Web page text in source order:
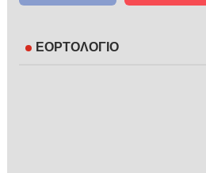
ΕΟΡΤΟΛΟΓΙΟ